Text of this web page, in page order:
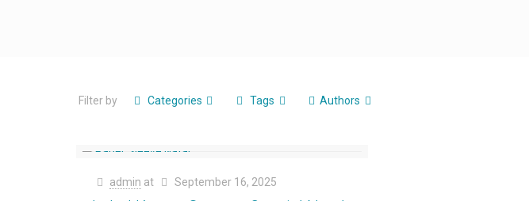
Filter by Categories Tags Authors
admin at September 16, 2025